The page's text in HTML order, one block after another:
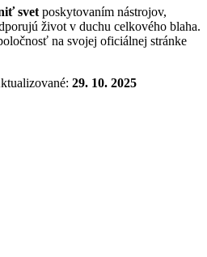
svet poskytovaním nástrojov,
život v duchu celkového blaha.
na svojej oficiálnej stránke
29. 10. 2025